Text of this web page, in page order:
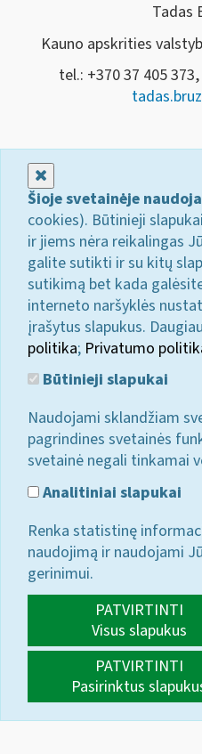
Tadas
Kauno apskrities
tel.: +370 37 405
Šioje svetainėje
cookies). Būtinieji
ir jiems nėra reikalingas
galite sutikti ir su kitų
sutikimą bet kada
interneto naršyklės
įrašytus slapukus.
politika; Privatumo
Būtinieji slapukai
Naudojami sklandžiam
pagrindines svetainės
svetainė negali tinkamai
Analitiniai slapukai
Renka statistinę
naudojimą ir naudojami
gerinimui.
PATVIRTINTI
Visus slapukus
PATVIRTINTI
Pasirinktus